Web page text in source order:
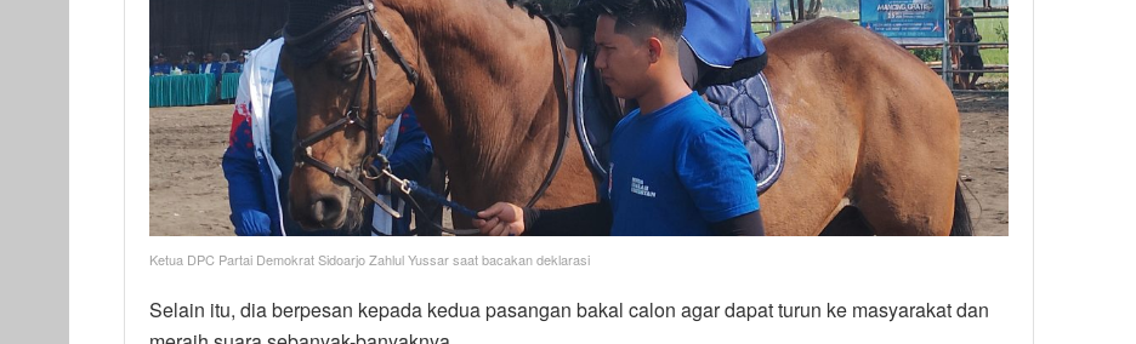
Ketua DPC Partai Demokrat Sidoarjo Zahlul Yussar saat bacakan deklarasi
Selain itu, dia berpesan kepada kedua pasangan bakal calon agar dapat turun ke masyarakat dan